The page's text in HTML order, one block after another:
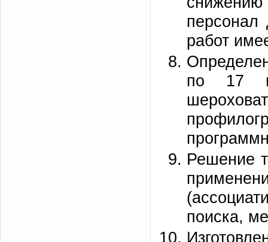
работ
по 17
Решение
поиска,